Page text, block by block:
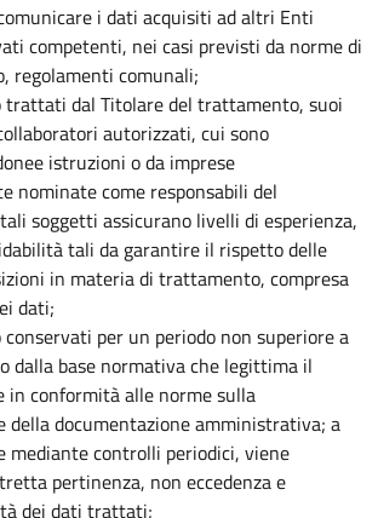
i dati acquisiti ad altri Enti
competenti, nei casi previsti da norme di
regolamenti comunali;
trattati dal Titolare del trattamento, suoi
autorizzati, cui sono
istruzioni o da imprese
nominate come responsabili del
soggetti assicurano livelli di esperienza,
tali da garantire il rispetto delle
in materia di trattamento, compresa
dati;
per un periodo non superiore a
dalla base normativa che legittima il
conformità alle norme sulla
della documentazione amministrativa; a
mediante controlli periodici, viene
pertinenza, non eccedenza e
dei dati trattati;